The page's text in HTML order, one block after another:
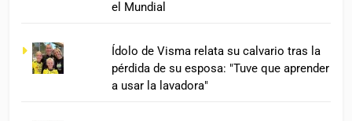
el Mundial
Ídolo de Visma relata su calvario tras la
pérdida de su esposa: "Tuve que aprender
a usar la lavadora"